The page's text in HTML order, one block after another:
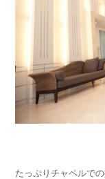
たっぷりチャペルで